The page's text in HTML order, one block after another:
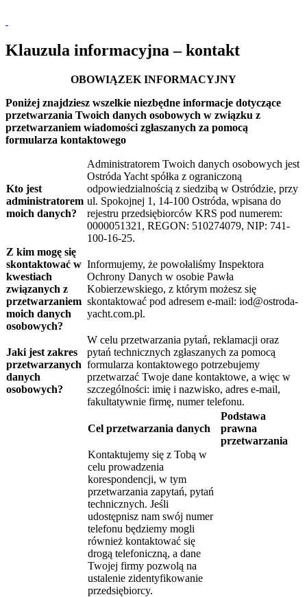
Klauzula informacyjna – kontakt
OBOWIĄZEK INFORMACYJNY
Poniżej znajdziesz wszelkie niezbędne informacje dotyczące
przetwarzania Twoich danych osobowych w związku z
przetwarzaniem wiadomości zgłaszanych za pomocą
formularza kontaktowego
Kto jest
administratorem
moich danych?
Administratorem Twoich danych osobowych jest
Ostróda Yacht spółka z ograniczoną
odpowiedzialnością z siedzibą w Ostródzie, przy
ul. Spokojnej 1, 14-100 Ostróda, wpisana do
rejestru przedsiębiorców KRS pod numerem:
0000051321, REGON: 510274079, NIP: 741-
100-16-25.
Z kim mogę się
skontaktować w
kwestiach
związanych z
przetwarzaniem
moich danych
osobowych?
Informujemy, że powołaliśmy Inspektora
Ochrony Danych w osobie Pawła
Kobierzewskiego, z którym możesz się
skontaktować pod adresem e-mail: iod@ostroda-
yacht.com.pl.
Jaki jest zakres
przetwarzanych
danych
osobowych?
W celu przetwarzania pytań, reklamacji oraz
pytań technicznych zgłaszanych za pomocą
formularza kontaktowego potrzebujemy
przetwarzać Twoje dane kontaktowe, a więc w
szczególności: imię i nazwisko, adres e-mail,
fakultatywnie firmę, numer telefonu.
Cel przetwarzania danych
Podstawa
prawna
przetwarzania
Kontaktujemy się z Tobą w
celu prowadzenia
korespondencji, w tym
przetwarzania zapytań, pytań
technicznych. Jeśli
udostępnisz nam swój numer
telefonu będziemy mogli
również kontaktować się
drogą telefoniczną, a dane
Twojej firmy pozwolą na
ustalenie zidentyfikowanie
przedsiębiorcy.